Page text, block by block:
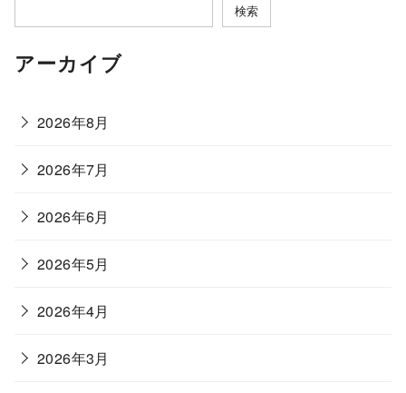
検索
アーカイブ
2026年8月
2026年7月
2026年6月
2026年5月
2026年4月
2026年3月